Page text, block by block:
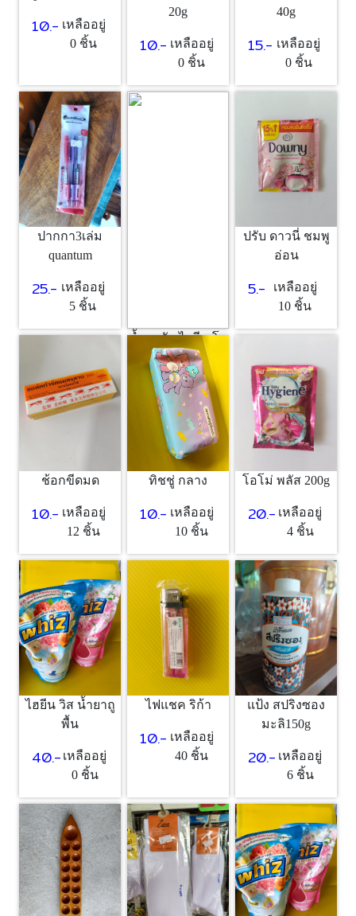
10.- เหลืออยู่
0 ชิ้น
20g
10.- เหลืออยู่
0 ชิ้น
40g
15.- เหลืออยู่
0 ชิ้น
ปากกา3เล่ม
quantum
25.- เหลืออยู่
5 ชิ้น
น้ำยาซัก ไฮยีน โอ
โรส
5.- เหลืออยู่
10 ชิ้น
ปรับ ดาวนี่ ชมพู
อ่อน
5.-
เหลืออยู่
10 ชิ้น
ช้อกขีดมด
10.- เหลืออยู่
12 ชิ้น
ทิชชู่ กลาง
10.- เหลืออยู่
10 ชิ้น
โอโม่ พลัส 200g
20.- เหลืออยู่
4 ชิ้น
ไฮยีน วิส น้ำยาถู
พื้น
40.- เหลืออยู่
0 ชิ้น
ไฟแชค ริก้า
10.- เหลืออยู่
40 ชิ้น
แป้ง สปริงซอง
มะลิ150g
20.- เหลืออยู่
6 ชิ้น